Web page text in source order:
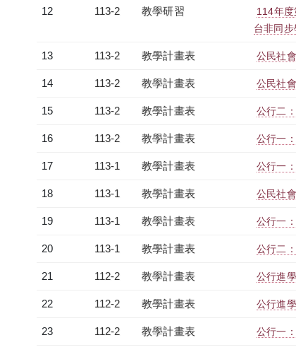
12 113-2 教學研習
114年
台非同
13 113-2 教學計畫表 公民社
14 113-2 教學計畫表 公民社
15 113-2 教學計畫表 公行二
16 113-2 教學計畫表 公行一
17 113-1 教學計畫表 公行一
18 113-1 教學計畫表 公民社
19 113-1 教學計畫表 公行一
20 113-1 教學計畫表 公行二
21 112-2 教學計畫表 公行進
22 112-2 教學計畫表 公行進
23 112-2 教學計畫表 公行一